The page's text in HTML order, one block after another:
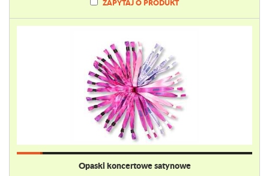
ZAPYTAJ O PRODUKT
Opaski koncertowe satynowe